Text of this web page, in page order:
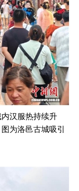
汉服热持续升
为洛邑古城吸引